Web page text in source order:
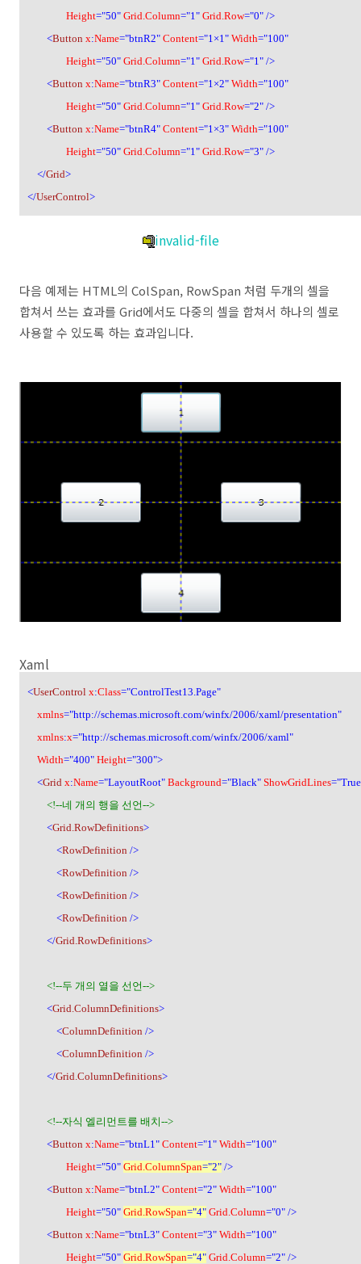
Height="50" Grid.Column="1" Grid.Row="0" />
<Button x:Name="btnR2" Content="1 ×1" Width="100"
Height="50" Grid.Column="1" Grid.Row="1" />
<Button x:Name="btnR3" Content="1 ×2" Width="100"
Height="50" Grid.Column="1" Grid.Row="2" />
<Button x:Name="btnR4" Content="1 ×3" Width="100"
Height="50" Grid.Column="1" Grid.Row="3" />
</Grid>
</UserControl>
invalid-file
다음 예제는 HTML의 ColSpan, RowSpan 처럼 두개의 셀을
합쳐서 쓰는 효과를 Grid에서도 다중의 셀을 합쳐서 하나의 셀로
사용할 수 있도록 하는 효과입니다.
Xaml
<UserControl x:Class="ControlTest13.Page"
xmlns="http://schemas.microsoft.com/winfx/2006/xaml/presentation"
xmlns:x="http://schemas.microsoft.com/winfx/2006/xaml"
Width="400" Height="300">
<Grid x:Name="LayoutRoot" Background="Black" ShowGridLines
<!--네 개의 행을 선언-->
<Grid.RowDefinitions>
<RowDefinition />
<RowDefinition />
<RowDefinition />
<RowDefinition />
</Grid.RowDefinitions>
<!--두 개의 열을 선언-->
<Grid.ColumnDefinitions>
<ColumnDefinition />
<ColumnDefinition />
</Grid.ColumnDefinitions>
<!--자식 엘리먼트를 배치-->
<Button x:Name="btnL1" Content="1" Width="100"
Height="50" Grid.ColumnSpan="2" />
<Button x:Name="btnL2" Content="2" Width="100"
Height="50" Grid.RowSpan="4" Grid.Column="0" />
<Button x:Name="btnL3" Content="3" Width="100"
Height="50" Grid.RowSpan="4" Grid.Column="2" />